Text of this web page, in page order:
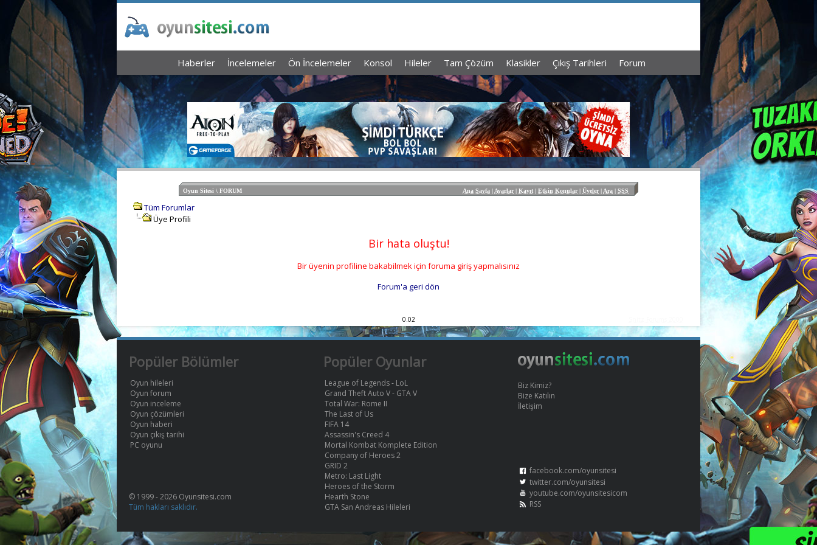
Haberler İncelemeler Ön İncelemeler Konsol Hileler Tam Çözüm Klasikler Çıkış Tarihleri Forum
Oyun Sitesi \ FORUM Ana Sayfa | Ayarlar | Kayıt | Etkin Konular | Üyeler | Ara | SSS
Tüm Forumlar
Üye Profili
Bir hata oluştu!
Bir üyenin profiline bakabilmek için foruma giriş yapmalısınız
Forum'a geri dön
0.02
Popüler Bölümler
Oyun hileleri
Oyun forum
Oyun inceleme
Oyun çözümleri
Oyun haberi
Oyun çıkış tarihi
PC oyunu
© 1999 - 2026 Oyunsitesi.com
Tüm hakları saklıdır.
Popüler Oyunlar
League of Legends - LoL
Grand Theft Auto V - GTA V
Total War: Rome II
The Last of Us
FIFA 14
Assassin's Creed 4
Mortal Kombat Komplete Edition
Company of Heroes 2
GRID 2
Metro: Last Light
Heroes of the Storm
Hearth Stone
GTA San Andreas Hileleri
Biz Kimiz?
Bize Katılın
İletişim
facebook.com/oyunsitesi
twitter.com/oyunsitesi
youtube.com/oyunsitesicom
RSS